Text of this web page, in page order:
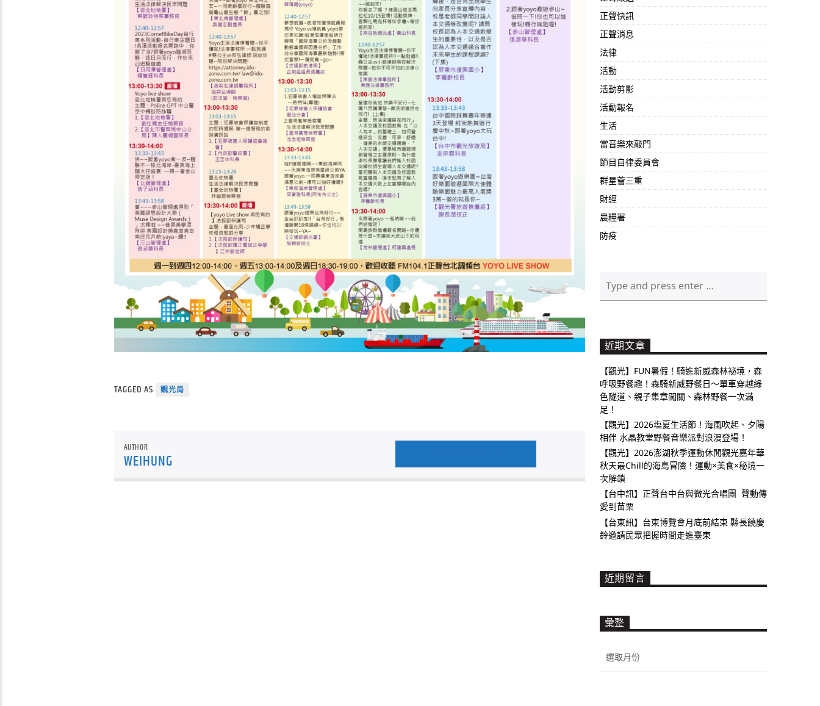
TAGGED AS 觀光局
AUTHOR
WEIHUNG
正聲快訊
正聲消息
法律
活動
活動剪影
活動報名
生活
當音樂來敲門
節目自律委員會
群星薈三重
財經
農糧署
防疫
近期文章
【觀光】FUN暑假！騎進新威森林祕境，森
呼吸野餐趣！森騎新威野餐日～單車穿越綠
色隧道、親子集章闖關、森林野餐一次滿
足！
【觀光】2026塩夏生活節！海風吹起、夕陽
相伴 水晶教堂野餐音樂派對浪漫登場！
【觀光】2026澎湖秋季運動休閒觀光嘉年華
秋天最Chill的海島冒險！運動×美食×秘境一
次解鎖
【台中訊】正聲台中台與微光合唱團 聲動傳
愛到苗栗
【台東訊】台東博覽會月底前結束 縣長饒慶
鈴邀請民眾把握時間走進臺東
近期留言
彙整
整